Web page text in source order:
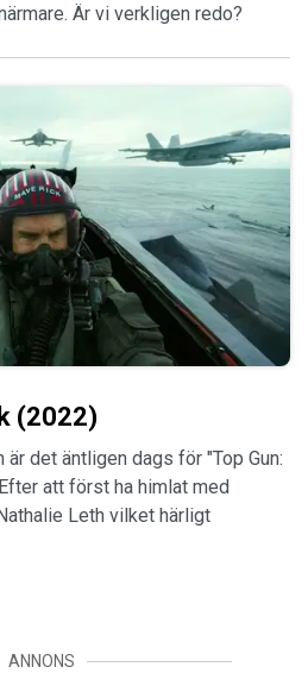
Är vi verkligen redo?
(2022)
det äntligen dags för "Top Gun:
att först ha himlat med
Leth vilket härligt
ANNONS